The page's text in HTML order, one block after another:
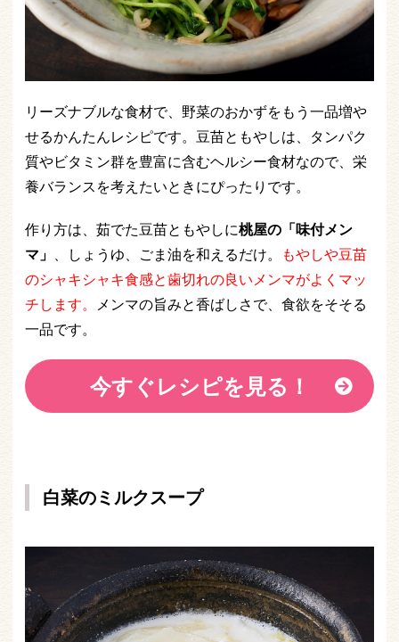
リーズナブルな食材で、野菜のおかずをもう一品増や
せるかんたんレシピです。豆苗ともやしは、タンパク
質やビタミン群を豊富に含むヘルシー食材なので、栄
養バランスを考えたいときにぴったりです。
作り方は、茹でた豆苗ともやしに桃屋の「味付メン
マ」 、しょうゆ、ごま油を和えるだけ。
もやしや豆苗
のシャキシャキ食感と歯切れの良いメンマがよくマッ
チします。 メンマの旨みと香ばしさで、食欲をそそる
一品です。
今すぐレシピを見る！
白菜のミルクスープ